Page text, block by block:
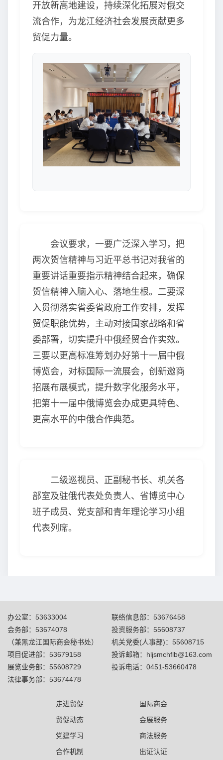
开放新高地建设，持续深化拓展对俄交
流合作，为龙江经济社会发展贡献更多
贸促力量。
会议要求，一要广泛深入学习，把
两次贺信精神与习近平总书记对我省的
重要讲话重要指示精神结合起来，确保
贺信精神入脑入心、落地生根。二要深
入贯彻落实省委省政府工作安排，发挥
贸促职能优势，主动对接国家战略和省
委部署，切实提升中俄经贸合作实效。
三要以更高标准筹划办好第十一届中俄
博览会，对标国际一流展会，创新邀商
招展布展模式，提升数字化服务水平，
把第十一届中俄博览会办成更具特色、
更高水平的中俄合作典范。
二级巡视员、正副秘书长、机关各
部室及驻俄代表处负责人、省博览中心
班子成员、党支部和青年理论学习小组
代表列席。
办公室：53633004
会务部：53674078
（兼黑龙江国际商会秘书处）
项目促进部：53679158
展览业务部：55608729
法律事务部：53674478
联络信息部：53676458
投资服务部：55608737
机关党委(人事部)：55608715
投诉邮箱：hljsmchflb@163.com
投诉电话：0451-53660478
走进贸促
国际商会
贸促动态
会展服务
党建学习
商法服务
合作机制
出证认证